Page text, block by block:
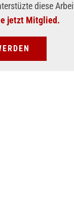
diese
jetzt Mitglied.